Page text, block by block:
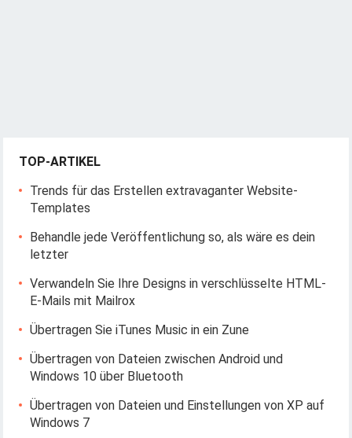
TOP-ARTIKEL
Trends für das Erstellen extravaganter Website-
Templates
Behandle jede Veröffentlichung so, als wäre es dein
letzter
Verwandeln Sie Ihre Designs in verschlüsselte HTML-
E-Mails mit Mailrox
Übertragen Sie iTunes Music in ein Zune
Übertragen von Dateien zwischen Android und
Windows 10 über Bluetooth
Übertragen von Dateien und Einstellungen von XP auf
Windows 7